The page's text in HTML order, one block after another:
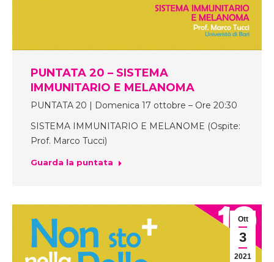
PUNTATA 20 – SISTEMA
IMMUNITARIO E MELANOMA
PUNTATA 20 | Domenica 17 ottobre – Ore 20:30
SISTEMA IMMUNITARIO E MELANOME (Ospite:
Prof. Marco Tucci)
Guarda la puntata
Ott
3
2021